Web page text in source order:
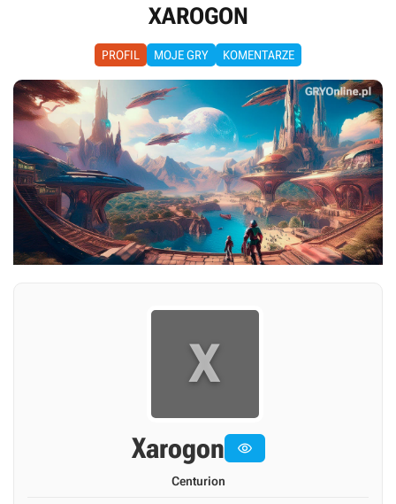
XAROGON
PROFIL MOJE GRY KOMENTARZE
X
Xarogon 
Centurion